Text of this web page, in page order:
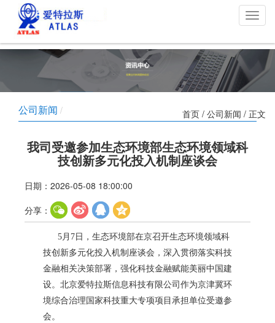
切
换
导
公司新闻 / 首页 / 公司新闻 / 正文
我司受邀参加生态环境部生态环境领域科
技创新多元化投入机制座谈会
日期：2026-05-08 18:00:00
分享：
5月7日，生态环境部在京召开生态环境领域科
技创新多元化投入机制座谈会，深入贯彻落实科技
金融相关决策部署，强化科技金融赋能美丽中国建
设。北京爱特拉斯信息科技有限公司作为京津冀环
境综合治理国家科技重大专项项目承担单位受邀参
会。